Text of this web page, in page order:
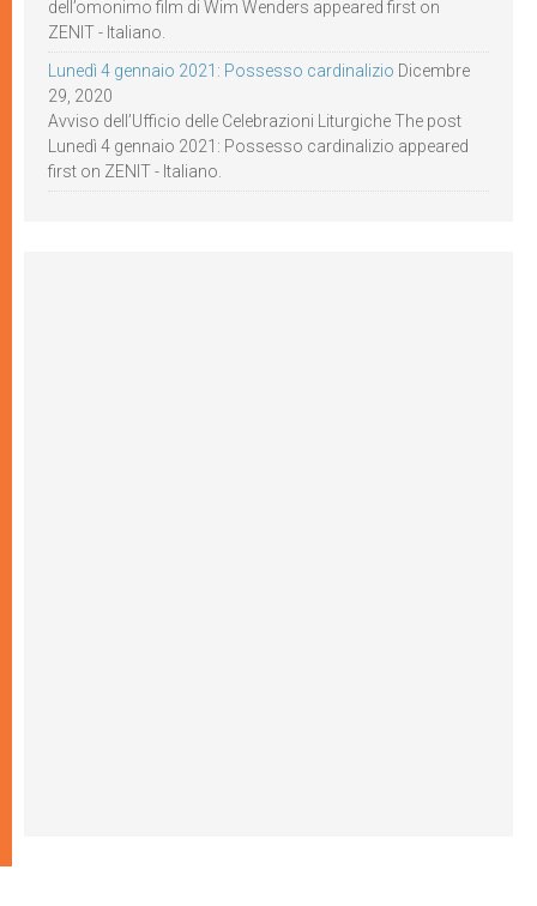
dell’omonimo film di Wim Wenders appeared first on
ZENIT - Italiano.
Lunedì 4 gennaio 2021: Possesso cardinalizio Dicembre
29, 2020
Avviso dell’Ufficio delle Celebrazioni Liturgiche The post
Lunedì 4 gennaio 2021: Possesso cardinalizio appeared
first on ZENIT - Italiano.